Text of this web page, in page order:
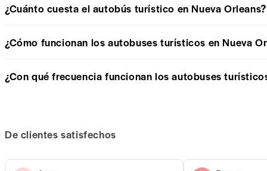
¿Cuánto cuesta el autobús turístico en Nueva Orleans?
¿Cómo funcionan los autobuses turísticos en Nueva
¿Con qué frecuencia funcionan los autobuses
De clientes satisfechos